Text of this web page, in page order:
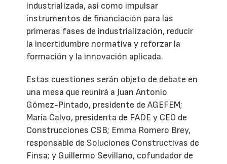
industrializada, así como impulsar
instrumentos de financiación para las
primeras fases de industrialización, reducir
la incertidumbre normativa y reforzar la
formación y la innovación aplicada.
Estas cuestiones serán objeto de debate en
una mesa que reunirá a Juan Antonio
Gómez-Pintado, presidente de AGEFEM;
María Calvo, presidenta de FADE y CEO de
Construcciones CSB; Emma Romero Brey,
responsable de Soluciones Constructivas de
Finsa; y Guillermo Sevillano, cofundador de